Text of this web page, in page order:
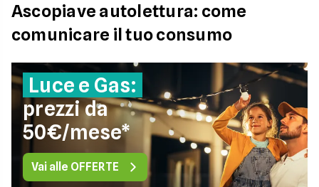
Ascopiave autolettura: come
comunicare il tuo consumo
Luce e Gas:
prezzi da
50€/mese*
Vai alle OFFERTE